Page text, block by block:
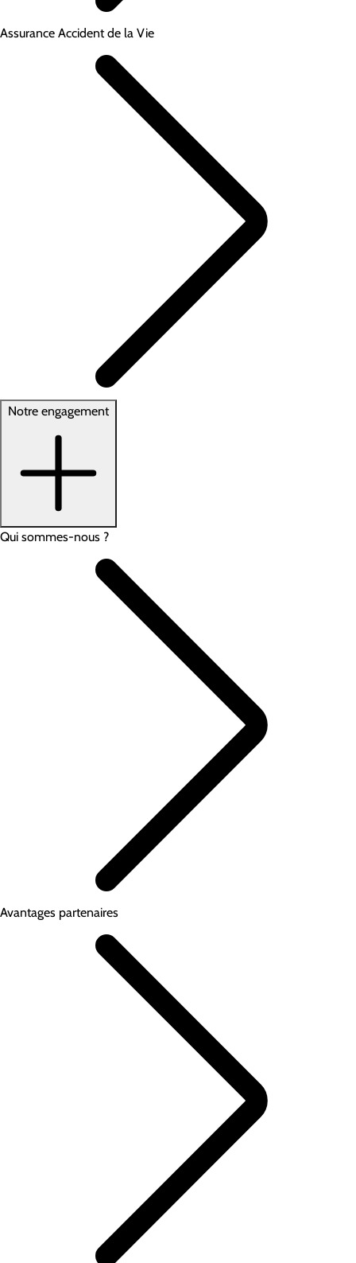
Assurance Accident de la Vie
Notre engagement
Qui sommes-nous ?
Avantages partenaires